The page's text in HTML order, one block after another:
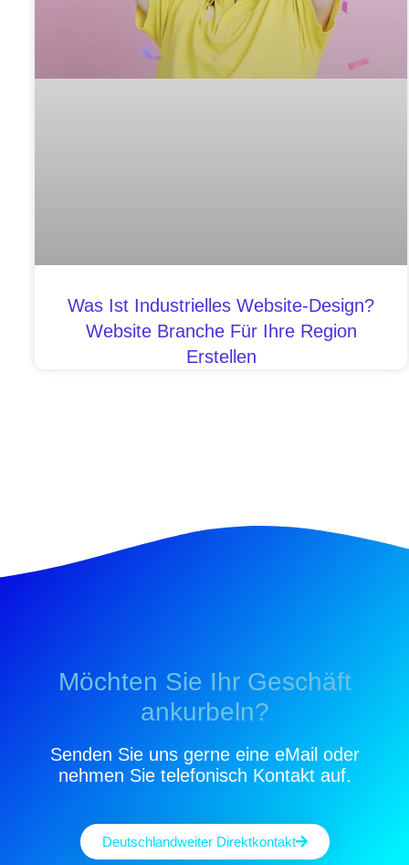
Was Ist Industrielles Website-Design?
Website Branche Für Ihre Region
Erstellen
Möchten Sie Ihr Geschäft
ankurbeln?
Senden Sie uns gerne eine eMail oder
nehmen Sie telefonisch Kontakt auf.
Deutschlandweiter Direktkontakt